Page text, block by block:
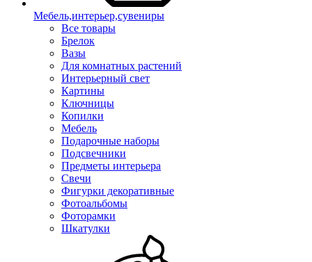
Мебель,интерьер,сувениры
Все товары
Брелок
Вазы
Для комнатных растений
Интерьерный свет
Картины
Ключницы
Копилки
Мебель
Подарочные наборы
Подсвечники
Предметы интерьера
Свечи
Фигурки декоративные
Фотоальбомы
Фоторамки
Шкатулки